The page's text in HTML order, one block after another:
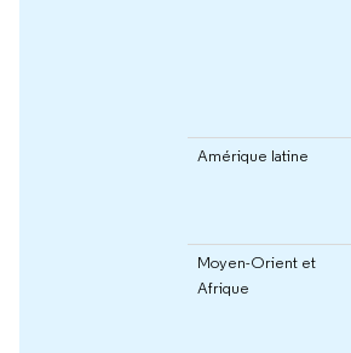
Amérique latine
Moyen-Orient et
Afrique